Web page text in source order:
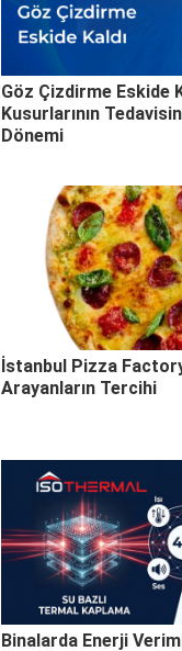
Göz Çizdirme Eskide
Kusurlarının
Dönemi
İstanbul Pizza
Arayanların Tercihi
Binalarda Enerji